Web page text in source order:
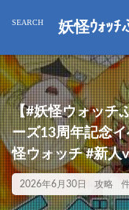
妖怪ｳｫｯﾁ
【#妖怪ウォッチ
ーズ13周年記念
怪ウォッチ #新人
2026年6月30日 攻略